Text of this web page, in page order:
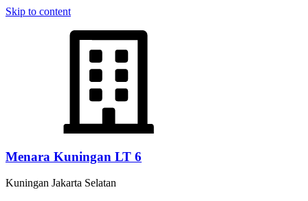
Skip to content
Menara Kuningan LT 6
Kuningan Jakarta Selatan